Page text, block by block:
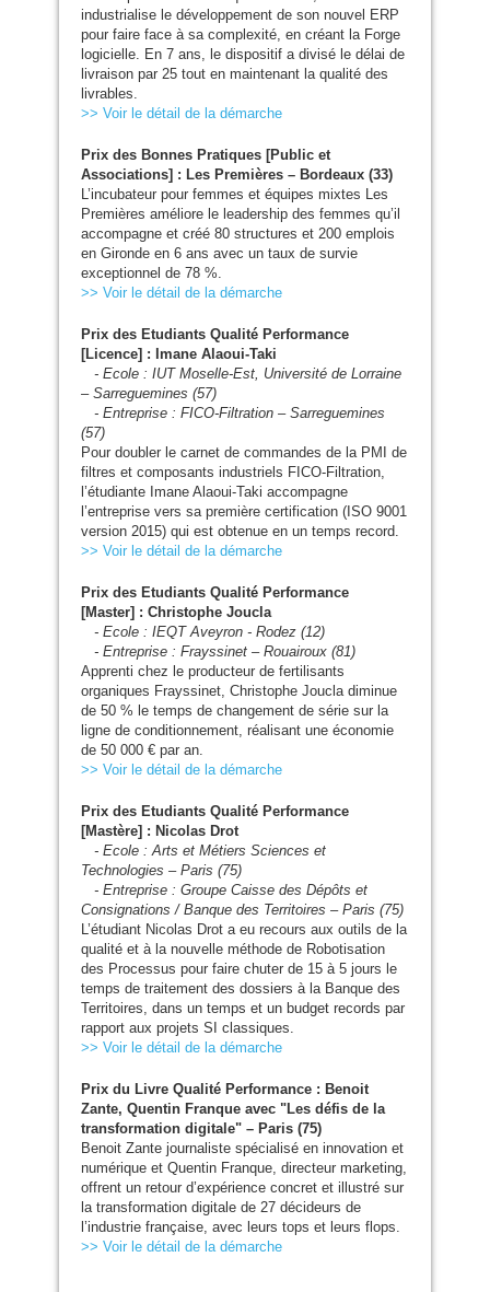
industrialise le développement de son nouvel ERP
pour faire face à sa complexité, en créant la Forge
logicielle. En 7 ans, le dispositif a divisé le délai de
livraison par 25 tout en maintenant la qualité des
livrables.
>> Voir le détail de la démarche
Prix des Bonnes Pratiques [Public et
Associations] : Les Premières – Bordeaux (33)
L’incubateur pour femmes et équipes mixtes Les
Premières améliore le leadership des femmes qu’il
accompagne et créé 80 structures et 200 emplois
en Gironde en 6 ans avec un taux de survie
exceptionnel de 78 %.
>> Voir le détail de la démarche
Prix des Etudiants Qualité Performance
[Licence] : Imane Alaoui-Taki
- Ecole : IUTMoselle-Est, Université de Lorraine
– Sarreguemines (57)
- Entreprise : FICO-Filtration – Sarreguemines
(57)
Pour doubler le carnet de commandes de la PMI
de
filtres et composants industriels FICO-Filtration,
l’étudiante Imane Alaoui-Taki accompagne
l’entreprise vers sa première certification ( ISO 9001
version 2015) qui est obtenue en un temps record.
>> Voir le détail de la démarche
Prix des Etudiants Qualité Performance
[Master] : Christophe Joucla
- Ecole : IEQTAveyron - Rodez (12)
- Entreprise : Frayssinet – Rouairoux (81)
Apprenti chez le producteur de fertilisants
organiques Frayssinet, Christophe Joucla diminue
de 50 % le temps de changement de série sur la
ligne de conditionnement, réalisant une économie
de 50 000 € par an.
>> Voir le détail de la démarche
Prix des Etudiants Qualité Performance
[Mastère] : Nicolas Drot
- Ecole : Arts et Métiers Sciences et
Technologies – Paris (75)
- Entreprise : Groupe Caisse des Dépôts et
Consignations / Banque des Territoires – Paris (75)
L’étudiant Nicolas Drot a eu recours aux outils de la
qualité et à la nouvelle méthode de Robotisation
des Processus pour faire chuter de 15 à 5 jours le
temps de traitement des dossiers à la Banque des
Territoires, dans un temps et un budget records par
rapport aux projets SI classiques.
>> Voir le détail de la démarche
Prix du Livre Qualité Performance : Benoit
Zante, Quentin Franque avec "Les défis de la
transformation digitale" – Paris (75)
Benoit Zante journaliste spécialisé en innovation et
numérique et Quentin Franque, directeur marketing,
offrent un retour d’expérience concret et illustré sur
la transformation digitale de 27 décideurs de
l’industrie française, avec leurs tops et leurs flops.
>> Voir le détail de la démarche